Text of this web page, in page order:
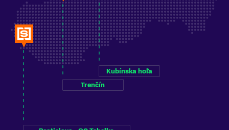
Trenčín
Kubínska hoľa